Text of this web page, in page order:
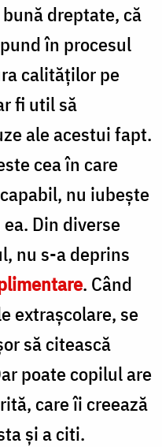
dreptate, că
în procesul
calităţilor pe
fi util să
ale acestui fapt.
cea în care
nu iubeşte
Din diverse
nu s-a deprins
. Când
extraşcolare, se
să citească
poate copilul are
care îi creează
şi a citi.